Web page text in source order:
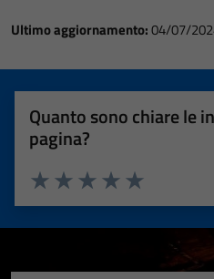
Ultimo aggiornamento:04/07/
Quanto sono chiare le
pagina?
Valuta 5
Valuta 4 stelle su
Valuta 3 stelle su 5
Valuta 2 stelle su 5
Valuta 1 stelle su 5